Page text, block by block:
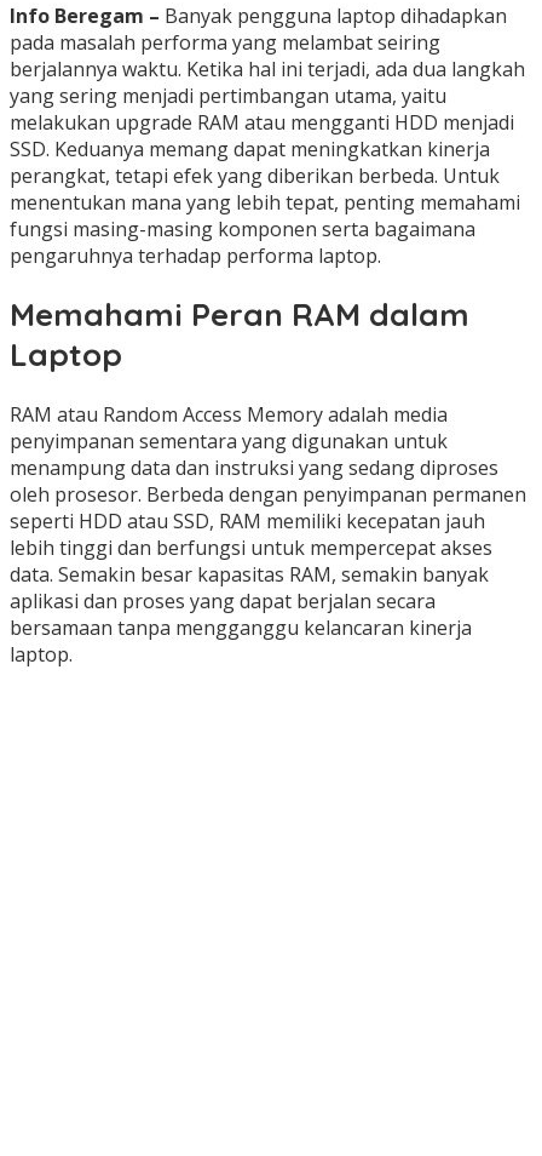
Info Beregam – Banyak pengguna laptop dihadapkan
pada masalah performa yang melambat seiring
berjalannya waktu. Ketika hal ini terjadi, ada dua langkah
yang sering menjadi pertimbangan utama, yaitu
melakukan upgrade RAM atau mengganti HDD menjadi
SSD. Keduanya memang dapat meningkatkan kinerja
perangkat, tetapi efek yang diberikan berbeda. Untuk
menentukan mana yang lebih tepat, penting memahami
fungsi masing-masing komponen serta bagaimana
pengaruhnya terhadap performa laptop.
Memahami Peran RAM dalam
Laptop
RAM atau Random Access Memory adalah media
penyimpanan sementara yang digunakan untuk
menampung data dan instruksi yang sedang diproses
oleh prosesor. Berbeda dengan penyimpanan permanen
seperti HDD atau SSD, RAM memiliki kecepatan jauh
lebih tinggi dan berfungsi untuk mempercepat akses
data. Semakin besar kapasitas RAM, semakin banyak
aplikasi dan proses yang dapat berjalan secara
bersamaan tanpa mengganggu kelancaran kinerja
laptop.